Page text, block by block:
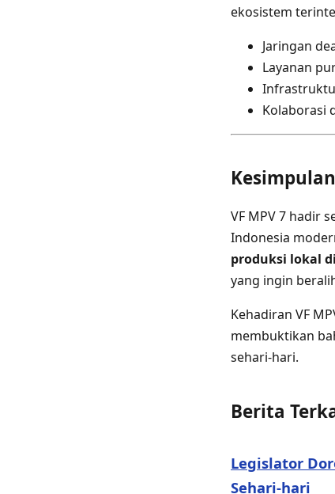
ekosistem
Jaringan
Layanan
Kolaborasi
VF MPV 7 hadir
Indonesia
produksi lokal
yang ingin
Kehadiran VF
membuktikan
sehari-hari.
Berita
Legislator
Sehari-hari